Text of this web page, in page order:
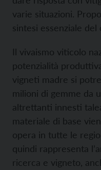
varie situazioni.
sintesi essenziale del
Il vivaismo viticolo
potenzialità
vigneti madre si
milioni di gemme da
altrettanti innesti
materiale di base
opera in tutte le
quindi rappresenta
ricerca e vigneto,